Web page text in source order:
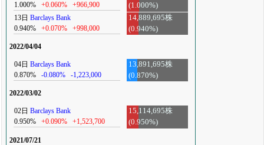
1.000%
+0.060% +966,900
(1.000%)
13日 Barclays Bank
0.940%
+0.070% +998,000
14,889,695株
(0.940%)
2022/04/04
04日 Barclays Bank
0.870%
-0.080% -1,223,000
13,891,695株
(0.870%)
2022/03/02
02日 Barclays Bank
0.950%
+0.090% +1,523,700
15,114,695株
(0.950%)
2021/07/21